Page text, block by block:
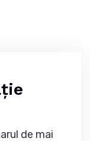
de mai